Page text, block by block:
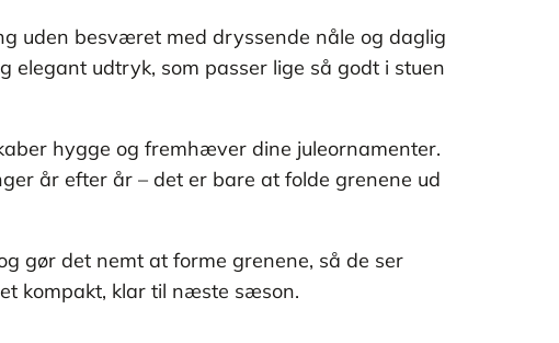
uden besværet med dryssende nåle og daglig
elegant udtryk, som passer lige så godt i stuen
hygge og fremhæver dine juleornamenter.
år efter år – det er bare at folde grenene ud
gør det nemt at forme grenene, så de ser
kompakt, klar til næste sæson.